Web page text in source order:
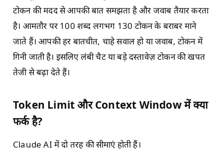
टोकन की मदद से आपकी बात समझता है और जवाब तैयार करता
है। आमतौर पर 100 शब्द लगभग 130 टोकन के बराबर माने
जाते हैं। आपकी हर बातचीत, चाहे सवाल हो या जवाब, टोकन में
गिनी जाती है। इसलिए लंबी चैट या बड़े दस्तावेज़ टोकन की खपत
तेजी से बढ़ा देते हैं।
Token Limit और Context Window में क्या
फर्क है?
Claude AI में दो तरह की सीमाएं होती हैं।